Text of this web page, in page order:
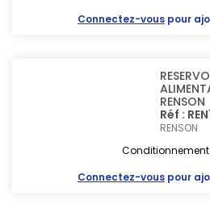
Connectez-vous pour
RENSON
Réf :
RENSON
Conditionnement
Connectez-vous pour